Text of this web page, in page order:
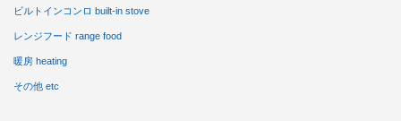
ビルトインコンロ built-in stove
レンジフード range food
暖房 heating
その他 etc